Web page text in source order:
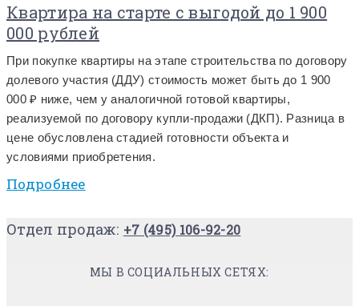
Квартира на старте с выгодой до 1 900
000 рублей
При покупке квартиры на этапе строительства по договору
долевого участия (ДДУ) стоимость может быть до 1 900
000 ₽ ниже, чем у аналогичной готовой квартиры,
реализуемой по договору купли-продажи (ДКП). Разница в
цене обусловлена стадией готовности объекта и
условиями приобретения.
Подробнее
Отдел продаж: +7 (495) 106-92-20
МЫ В СОЦИАЛЬНЫХ СЕТЯХ: